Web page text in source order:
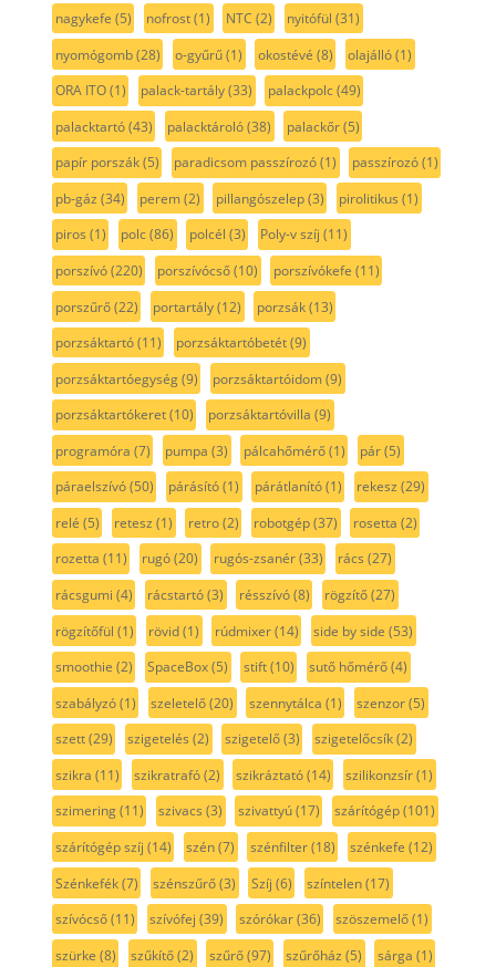
nagykefe (5) nofrost(1) NTC (2) nyitófül (31)
nyomógomb(28) o-gyűrű(1) okostévé (8) olajálló(1)
ORA ITO(1) palack-tartály(33) palackpolc(49)
palacktartó(43) palacktároló(38) palackőr(5)
papír porszák(5) paradicsom passzírozó(1) passzírozó(1)
pb-gáz (34) perem(2) pillangószelep(3) pirolitikus (1)
piros (1) polc(86) polcél (3) Poly-v szíj (11)
porszívó(220) porszívócső(10) porszívókefe (11)
porszűrő(22) portartály(12) porzsák(13)
porzsáktartó(11) porzsáktartóbetét(9)
porzsáktartóegység(9) porzsáktartóidom(9)
porzsáktartókeret(10) porzsáktartóvilla (9)
programóra (7) pumpa (3) pálcahőmérő(1) pár(5)
páraelszívó(50) párásító(1) párátlanító(1) rekesz (29)
relé (5) retesz (1) retro(2) robotgép(37) rosetta (2)
rozetta (11) rugó(20) rugós-zsanér(33) rács (27)
rácsgumi (4) rácstartó(3) résszívó(8) rögzítő(27)
rögzítőfül (1) rövid(1) rúdmixer(14) side by side (53)
smoothie (2) SpaceBox(5) stift(10) sutő hőmérő(4)
szabályzó(1) szeletelő(20) szennytálca (1) szenzor(5)
szett(29) szigetelés (2) szigetelő(3) szigetelőcsík(2)
szikra (11) szikratrafó(2) szikráztató(14) szilikonzsír(1)
szimering(11) szivacs (3) szivattyú(17) szárítógép(101)
szárítógép szíj (14) szén(7) szénfilter(18) szénkefe (12)
Szénkefék(7) szénszűrő(3) Szíj (6) színtelen(17)
szívócső(11) szívófej (39) szórókar(36) szöszemelő(1)
szürke (8) szűkítő(2) szűrő(97) szűrőház (5) sárga (1)